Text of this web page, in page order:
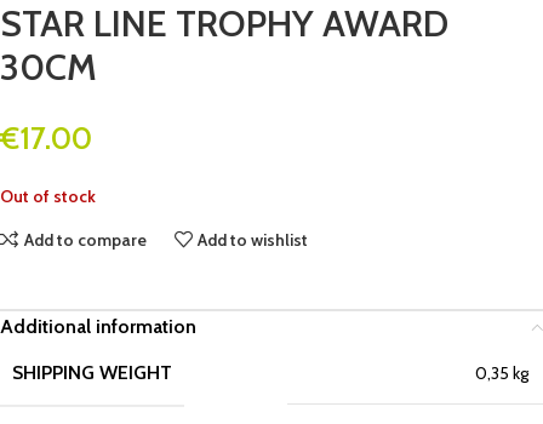
STAR LINE TROPHY AWARD
30CM
€17.00
Out of stock
Add to compare
Add to wishlist
Additional information
SHIPPING WEIGHT
0,35 kg